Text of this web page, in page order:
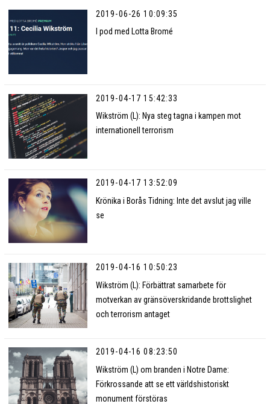
2019-06-26 10:09:35
I pod med Lotta Bromé
2019-04-17 15:42:33
Wikström (L): Nya steg tagna i kampen mot
internationell terrorism
2019-04-17 13:52:09
Krönika i Borås Tidning: Inte det avslut jag ville
se
2019-04-16 10:50:23
Wikström (L): Förbättrat samarbete för
motverkan av gränsöverskridande brottslighet
och terrorism antaget
2019-04-16 08:23:50
Wikström (L) om branden i Notre Dame:
Förkrossande att se ett världshistoriskt
monument förstöras